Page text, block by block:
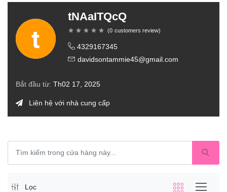
tNAaITQcQ
(0 customers review)
4329167345
davidsontammie45@gmail.com
Bắt đầu từ: Th02 17, 2025
Liên hệ với nhà cung cấp
Lọc